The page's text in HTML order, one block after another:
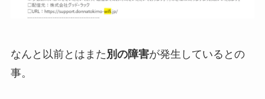
なんと以前とはまた 別の障害が発生しているとの
事。